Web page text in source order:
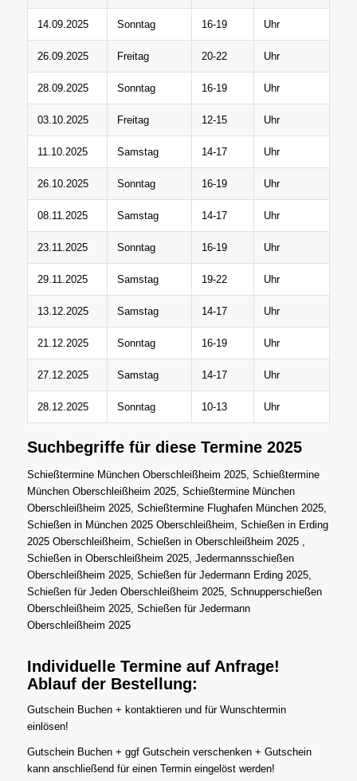
14.09.2025 Sonntag 16-19 Uhr
26.09.2025 Freitag 20-22 Uhr
28.09.2025 Sonntag 16-19 Uhr
03.10.2025 Freitag 12-15 Uhr
11.10.2025 Samstag 14-17 Uhr
26.10.2025 Sonntag 16-19 Uhr
08.11.2025 Samstag 14-17 Uhr
23.11.2025 Sonntag 16-19 Uhr
29.11.2025 Samstag 19-22 Uhr
13.12.2025 Samstag 14-17 Uhr
21.12.2025 Sonntag 16-19 Uhr
27.12.2025 Samstag 14-17 Uhr
28.12.2025 Sonntag 10-13 Uhr
Suchbegriffe für diese Termine 2025
Schießtermine München Oberschleißheim 2025, Schießtermine
München Oberschleißheim 2025, Schießtermine München
Oberschleißheim 2025, Schießtermine Flughafen München 2025,
Schießen in München 2025 Oberschleißheim, Schießen in Erding
2025 Oberschleißheim, Schießen in Oberschleißheim 2025 ,
Schießen in Oberschleißheim 2025, Jedermannsschießen
Oberschleißheim 2025, Schießen für Jedermann Erding 2025,
Schießen für Jeden Oberschleißheim 2025, Schnupperschießen
Oberschleißheim 2025, Schießen für Jedermann
Oberschleißheim 2025
Individuelle Termine auf Anfrage!
Ablauf der Bestellung:
Gutschein Buchen + kontaktieren und für Wunschtermin
einlösen!
Gutschein Buchen + ggf Gutschein verschenken + Gutschein
kann anschließend für einen Termin eingelöst werden!